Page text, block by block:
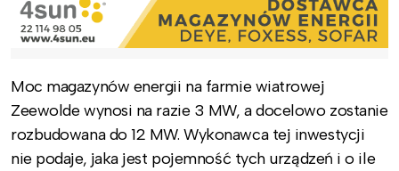
Moc magazynów energii na farmie wiatrowej
Zeewolde wynosi na razie 3 MW, a docelowo zostanie
rozbudowana do 12 MW. Wykonawca tej inwestycji
nie podaje, jaka jest pojemność tych urządzeń i o ile